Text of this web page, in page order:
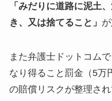
「みだりに道路に泥土
き、又は捨てること」
また弁護士ドットコム
なり得ること罰金（5万
の賠償リスクが整理され